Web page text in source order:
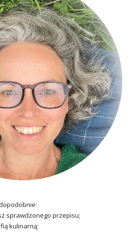
sprawdzonego przepisu;
kulinarną;